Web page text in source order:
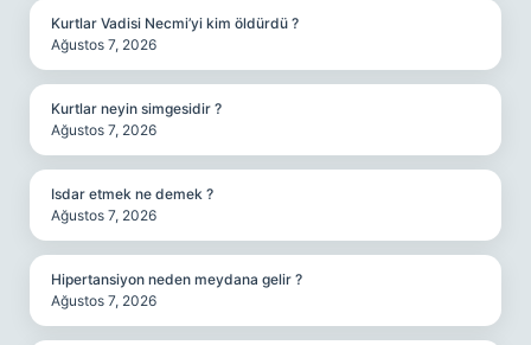
Kurtlar Vadisi Necmi’yi kim öldürdü ?
Ağustos 7, 2026
Kurtlar neyin simgesidir ?
Ağustos 7, 2026
Isdar etmek ne demek ?
Ağustos 7, 2026
Hipertansiyon neden meydana gelir ?
Ağustos 7, 2026